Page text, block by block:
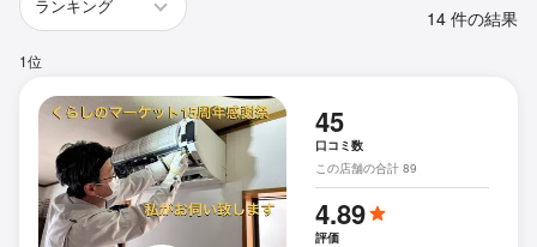
14 件の結果
1位
45
口コミ数
この店舗の合計 89
4.89
評価